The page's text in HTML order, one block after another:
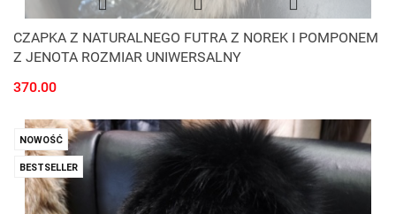
CZAPKA Z NATURALNEGO FUTRA Z NOREK I POMPONEM
Z JENOTA ROZMIAR UNIWERSALNY
370.00
NOWOŚĆ
BESTSELLER